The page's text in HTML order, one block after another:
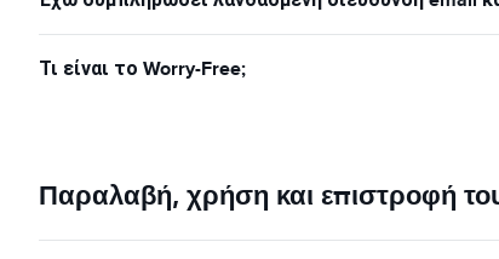
Τι είναι το Worry-Free;
Παραλαβή, χρήση και επιστροφή